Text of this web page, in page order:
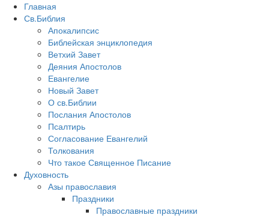
Главная
Св.Библия
Апокалипсис
Библейская энциклопедия
Ветхий Завет
Деяния Апостолов
Евангелие
Новый Завет
О св.Библии
Послания Апостолов
Псалтирь
Согласование Евангелий
Толкования
Что такое Священное Писание
Духовность
Азы православия
Праздники
Православные праздники